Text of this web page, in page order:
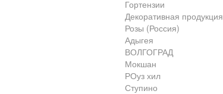
Гортензии
Декоративная продукция
Розы (Россия)
Адыгея
ВОЛГОГРАД
Мокшан
РОуз хил
Ступино